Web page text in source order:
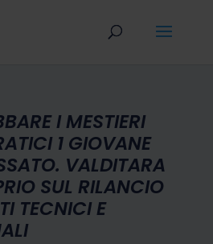
I MESTIERI
1 GIOVANE
VALDITARA
SUL RILANCIO
TECNICI E